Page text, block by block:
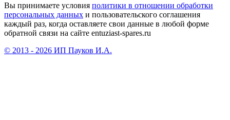
Вы принимаете условия политики в отношении обработки
персональных данных и пользовательского соглашения
каждый раз, когда оставляете свои данные в любой форме
обратной связи на сайте entuziast-spares.ru
© 2013 - 2026 ИП Пауков И.А.